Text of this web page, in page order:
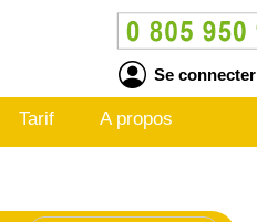
Se connecter
Tarif A propos